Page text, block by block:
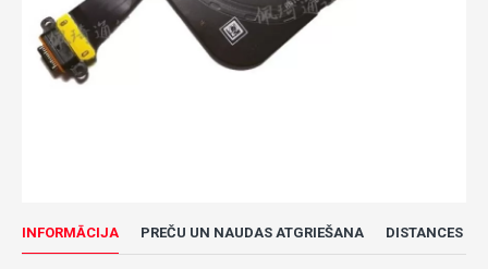
INFORMĀCIJA PREČU UN NAUDAS ATGRIEŠANA DISTANCES